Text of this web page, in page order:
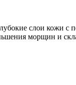
слои кожи
морщин и